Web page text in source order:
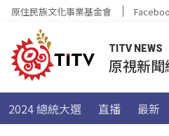
原住民族文化事業基金會
TITV NEWS
原視新聞
2024 總統大選 直播 最新